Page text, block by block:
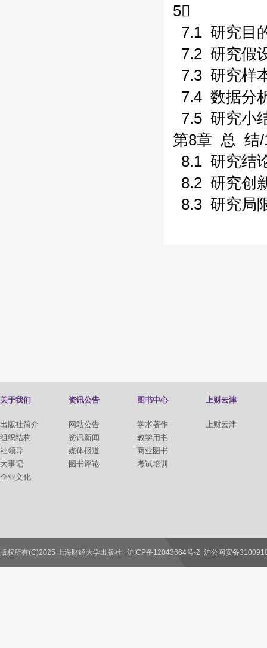
5
7.1 研究目
7.2 研究假
7.3 研究样
7.4 数据分
7.5 研究小
第8章 总 结/
8.1 研究结
8.2 研究创
8.3 研究局
关于我们
出版社简介
组织结构
社领导
大事记
企业文化
资讯公告
网站公告
资讯新闻
媒体报道
图书评论
图书中心
学术著作
教学用书
商业图书
考试培训
上财云津
上财云津
联系我们
版权所有(C)2025 上海财经大学出版社 沪ICP备12043664号-2 沪公网安备